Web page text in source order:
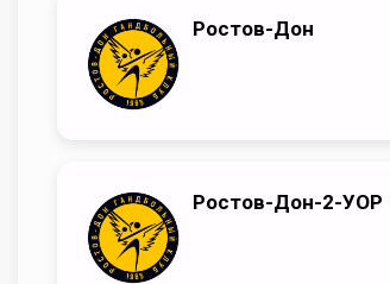
Ростов-Дон
Ростов-Дон-2-УОР